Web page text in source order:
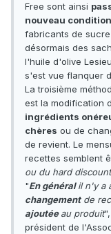
Free sont ainsi
nouveau
fabricants de
désormais des
l'huile d'olive
s'est vue flanquer
La troisième
est la modification
ingrédients
chères ou de
de revient. Le
recettes semblent
ou du hard discount
"En généralil n'y a
changementde
ajoutéeau produit
président de